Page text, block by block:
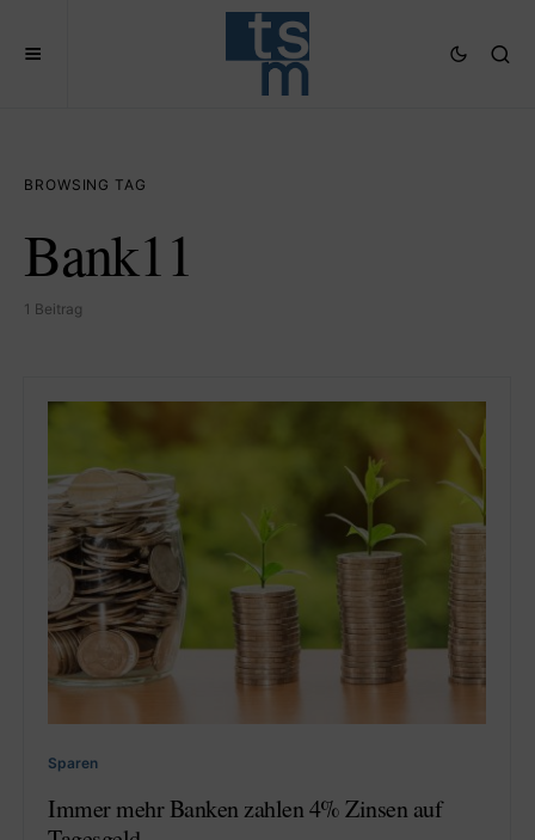
BROWSING TAG
Bank11
1 Beitrag
Sparen
Immer mehr Banken zahlen 4% Zinsen auf